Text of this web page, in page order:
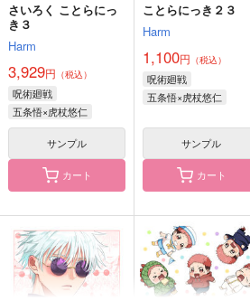
さいろく
of PRISM mini
A
3,929円（税込）
オールキャラ
さいろくof PRISM5
A
2,044 円（税込）
オールキャラ
さいろく ことらにっ
き３
Harm
3,929円 （税込）
呪術廻戦
五条悟×虎杖悠仁
サンプル
カート
ことらにっき２３
Harm
1,100円 （税込）
呪術廻戦
五条悟×虎杖悠仁
サンプル
カート